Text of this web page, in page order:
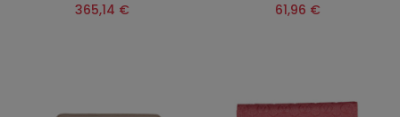
365,14 € 61,96 €